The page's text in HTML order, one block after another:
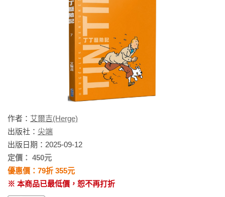
作者： 艾爾吉(Herge)
出版社： 尖端
出版日期：2025-09-12
定價： 450元
優惠價：79折 355元
※ 本商品已最低價，恕不再打折